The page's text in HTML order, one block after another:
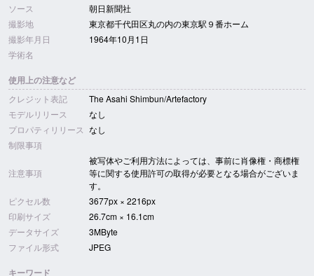
ソース
朝日新聞社
撮影地
東京都千代田区丸の内の東京駅９番ホーム
撮影年月日
1964年10月1日
学術名
使用上の注意など
クレジット表記
The Asahi Shimbun/Artefactory
モデルリリース
なし
プロパティリリース なし
制限事項
注意事項
被写体やご利用方法によっては、事前に肖像権・商標権
等に関する使用許可の取得が必要となる場合がございま
す。
ピクセル数
3677px × 2216px
印刷サイズ
26.7cm × 16.1cm
データサイズ
3MByte
ファイル形式
JPEG
キーワード